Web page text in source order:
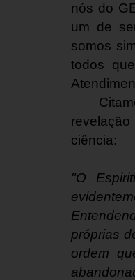
nós do
um de
somos
todos
ciência:
"O
próprias
ordem